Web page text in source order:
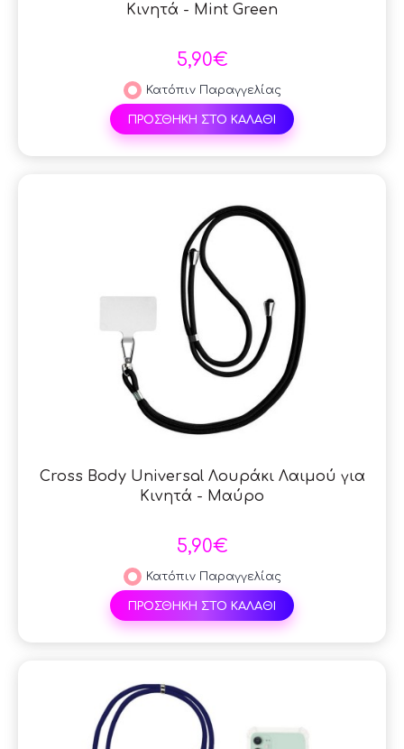
Κινητά - Mint Green
5,90€
Κατόπιν Παραγγελίας
ΠΡΟΣΘΗΚΗ ΣΤΟ ΚΑΛΑΘΙ
Cross Body Universal Λουράκι Λαιμού για
Κινητά - Μαύρο
5,90€
Κατόπιν Παραγγελίας
ΠΡΟΣΘΗΚΗ ΣΤΟ ΚΑΛΑΘΙ